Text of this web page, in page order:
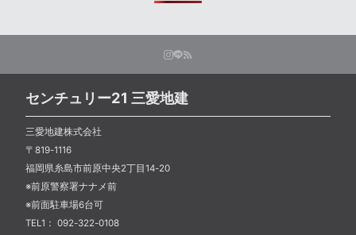
センチュリー21 三愛地建
三愛地建株式会社
〒819-1116
福岡県糸島市前原中央2丁目14-20
※前原警察署ナナメ前
※前面駐車場6台可
TEL1： 092-322-0108